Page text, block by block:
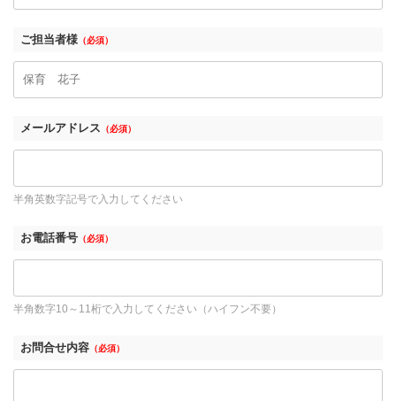
ご担当者様 （必須）
メールアドレス （必須）
半角英数字記号で入力してください
お電話番号 （必須）
半角数字10～11桁で入力してください（ハイフン不要）
お問合せ内容 （必須）